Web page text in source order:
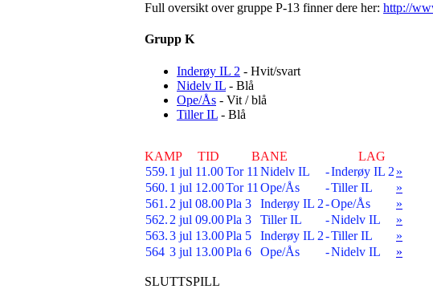
Full oversikt over gruppe P-13 finner dere her: http://
Grupp K
Inderøy IL 2 - Hvit/svart
Nidelv IL - Blå
Ope/Ås - Vit / blå
Tiller IL - Blå
KAMP TID BANE LAG
559. 1 jul 11.00Tor 11 Nidelv IL -Inderøy IL 2 »
560. 1 jul 12.00Tor 11 Ope/Ås -Tiller IL
»
561. 2 jul 08.00Pla 3 Inderøy IL 2-Ope/Ås
»
562. 2 jul 09.00Pla 3 Tiller IL -Nidelv IL
»
563.3 jul 13.00Pla 5 Inderøy IL 2-Tiller IL
»
564 3 jul 13.00Pla 6 Ope/Ås -Nidelv IL »
SLUTTSPILL